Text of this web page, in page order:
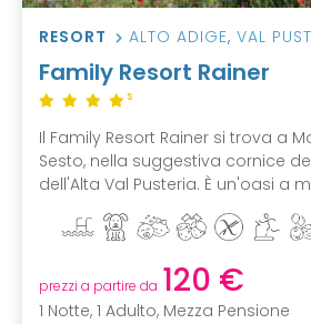
RESORT ALTO ADIGE, VAL
Family Resort Rainer
S
Il Family Resort Rainer si trova a
Sesto, nella suggestiva cornice
dell'Alta Val Pusteria. È un'oasi a
prezzi a partire da 120 €
1 Notte, 1 Adulto, Mezza Pensione